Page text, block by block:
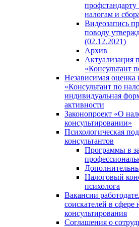
профстандарту
налогам и
Видеозапись
поводу
(02.12.2021)
Архив
Актуализация
«Консультант
Независимая оценка
«Консультант по
индивидуальная
активности
Законопроект «О
консультировании»
Психологическая
консультантов
Программы в
Налоговый
психолога
Вакансии
соискателей в сфере
консультирования
Соглашения о